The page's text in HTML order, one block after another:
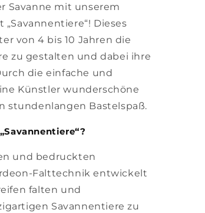
Savanne mit unserem
Dieses
von 4 bis 10 Jahren die
zu gestalten und dabei ihre
die einfache und
Künstler wunderschöne
stundenlangen Bastelspaß.
und bedruckten
Falttechnik entwickelt
falten und
Savannentiere zu